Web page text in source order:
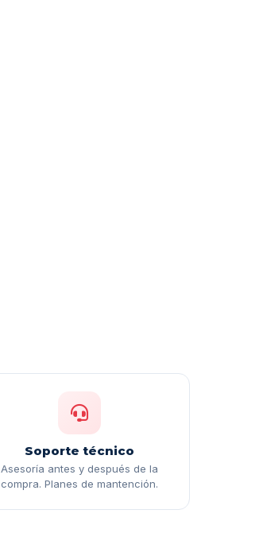
Soporte técnico
Asesoría antes y después de la
compra. Planes de mantención.